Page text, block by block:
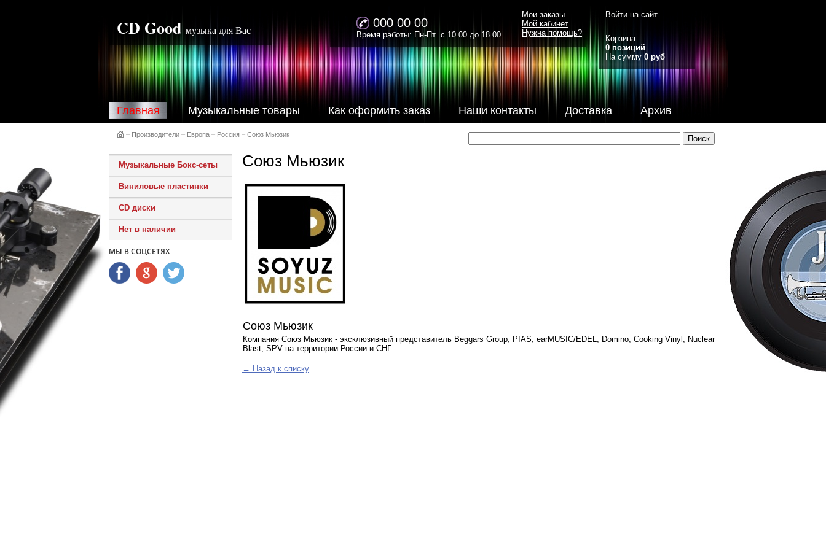
CD Good музыка для Вас
000 00 00
Время работы: Пн-Пт с 10.00 до 18.00
Главная Музыкальные товары Как оформить заказ Наши контакты Доставка Архив
Мои заказы
Мой кабинет
Нужна помощь?
Войти на сайт
Корзина
0 позиций
На сумму 0 руб
– Производители – Европа – Россия – Союз Мьюзик
Музыкальные Бокс-сеты
Виниловые пластинки
CD диски
Нет в наличии
МЫ В СОЦСЕТЯХ
Союз Мьюзик
Союз Мьюзик
Компания Союз Мьюзик - эксклюзивный представитель Beggars Group, PIAS, earMUSIC/EDEL, Domino, Cooking Vinyl, Nuclear
Blast, SPV на территории России и СНГ.
← Назад к списку